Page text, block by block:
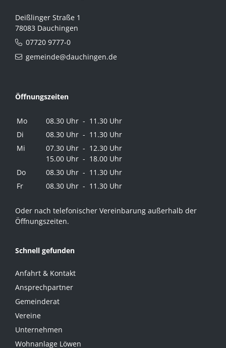
Deißlinger Straße 1
78083 Dauchingen
07720 9777-0
gemeinde@dauchingen.de
Öffnungszeiten
Mo
08.30 Uhr - 11.30 Uhr
Di
08.30 Uhr - 11.30 Uhr
Mi
07.30 Uhr - 12.30 Uhr
15.00 Uhr - 18.00 Uhr
Do
08.30 Uhr - 11.30 Uhr
Fr
08.30 Uhr - 11.30 Uhr
Oder nach telefonischer Vereinbarung außerhalb der
Öffnungszeiten.
Schnell gefunden
Anfahrt & Kontakt
Ansprechpartner
Gemeinderat
Vereine
Unternehmen
Wohnanlage Löwen